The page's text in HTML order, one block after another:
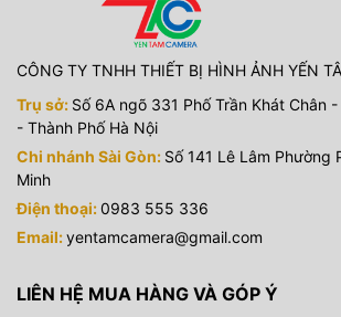
CÔNG TY TNHH THIẾT BỊ HÌNH ẢNH YẾN
Trụ sở: Số 6A ngõ 331 Phố Trần Khát Chân
- Thành Phố Hà Nội
Chi nhánh Sài Gòn: Số 141 Lê Lâm Phường
Minh
Điện thoại:0983 555 336
Email:yentamcamera@gmail.com
LIÊN HỆ MUA HÀNG VÀ GÓP Ý